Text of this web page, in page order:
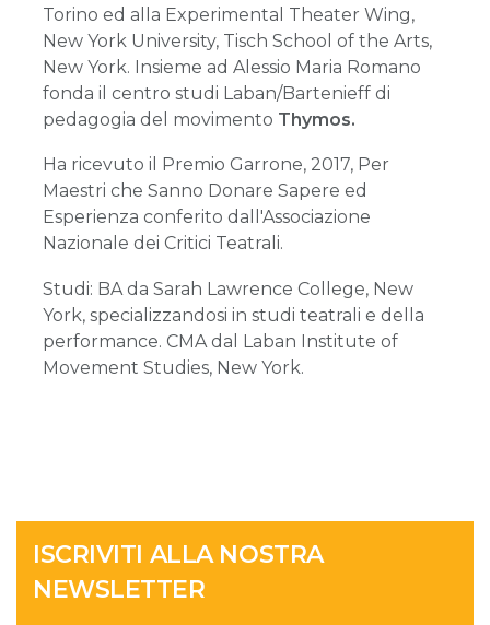
Torino ed alla Experimental Theater Wing,
New York University, Tisch School of the Arts,
New York. Insieme ad Alessio Maria Romano
fonda il centro studi Laban/Bartenieff di
pedagogia del movimento Thymos.
Ha ricevuto il Premio Garrone, 2017, Per
Maestri che Sanno Donare Sapere ed
Esperienza conferito dall'Associazione
Nazionale dei Critici Teatrali.
Studi: BA da Sarah Lawrence College, New
York, specializzandosi in studi teatrali e della
performance. CMA dal Laban Institute of
Movement Studies, New York.
ISCRIVITI ALLA NOSTRA
NEWSLETTER